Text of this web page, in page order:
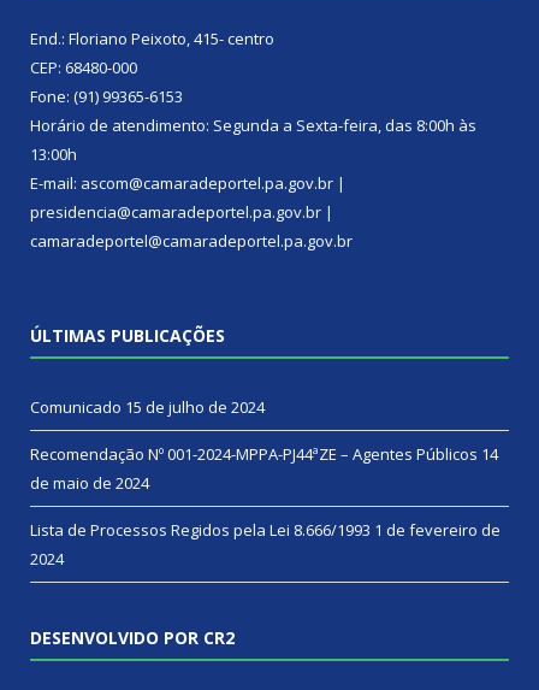
End.: Floriano Peixoto, 415- centro
CEP: 68480-000
Fone: (91) 99365-6153
Horário de atendimento: Segunda a Sexta-feira, das 8:00h às
13:00h
E-mail: ascom@camaradeportel.pa.gov.br |
presidencia@camaradeportel.pa.gov.br |
camaradeportel@camaradeportel.pa.gov.br
ÚLTIMAS PUBLICAÇÕES
Comunicado 15 de julho de 2024
Recomendação Nº 001-2024-MPPA-PJ44ªZE – Agentes Públicos 14
de maio de 2024
Lista de Processos Regidos pela Lei 8.666/1993 1 de fevereiro de
2024
DESENVOLVIDO POR CR2